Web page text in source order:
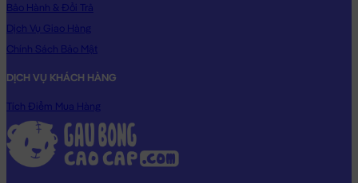
Bảo Hành & Đổi Trả
Dịch Vụ Giao Hàng
Chính Sách Bảo Mật
DỊCH VỤ KHÁCH HÀNG
Tích Điểm Mua Hàng